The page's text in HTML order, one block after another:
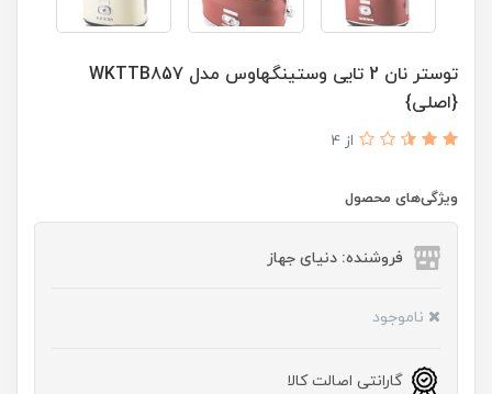
توستر نان 2 تایی وستینگهاوس مدل WKTTB857
{اصلی}
از 4
ویژگی‌های محصول
فروشنده: دنیای جهاز
ناموجود
گارانتی اصالت کالا